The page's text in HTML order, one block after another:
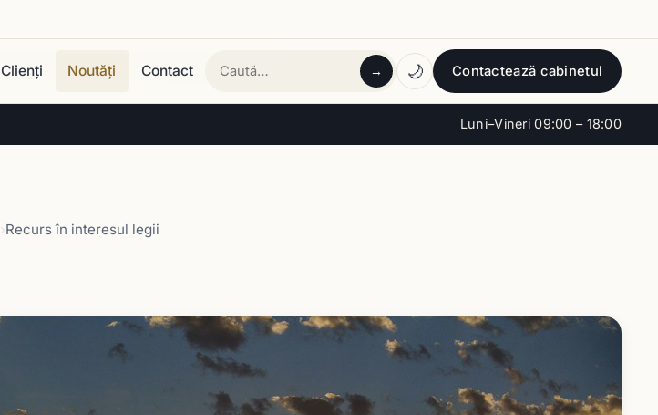
Luni–Vineri 09:00 – 18:00
Clienți Noutăți Contact → 🌙 Contactează cabinetul
Recurs în interesul legii